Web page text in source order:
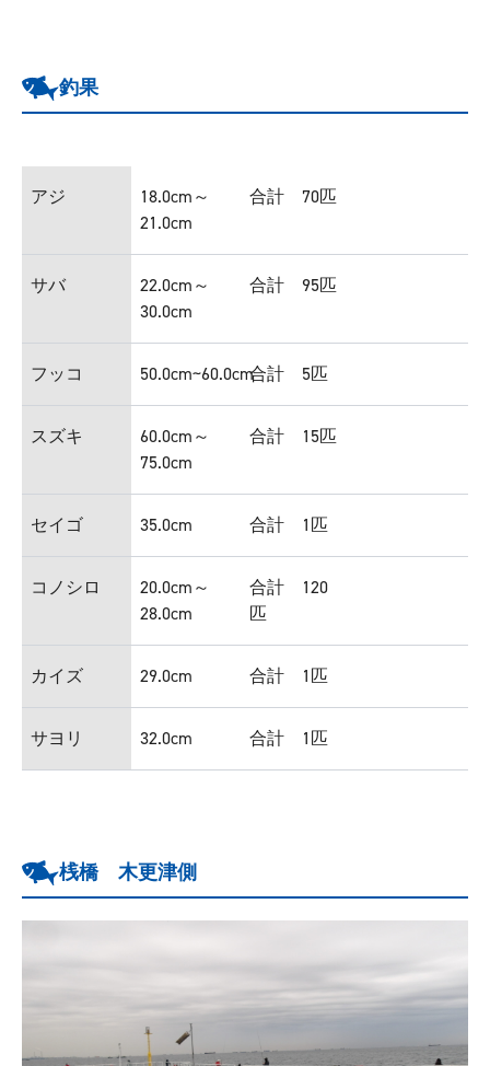
釣果
アジ
18.0cm～
21.0cm
合計 70匹
サバ
22.0cm～
30.0cm
合計 95匹
フッコ 50.0cm~60.0cm合計 5匹
スズキ
60.0cm～
75.0cm
合計 15匹
セイゴ 35.0cm 合計 1匹
コノシロ
20.0cm～
28.0cm
合計 120
匹
カイズ 29.0cm 合計 1匹
サヨリ 32.0cm 合計 1匹
桟橋 木更津側